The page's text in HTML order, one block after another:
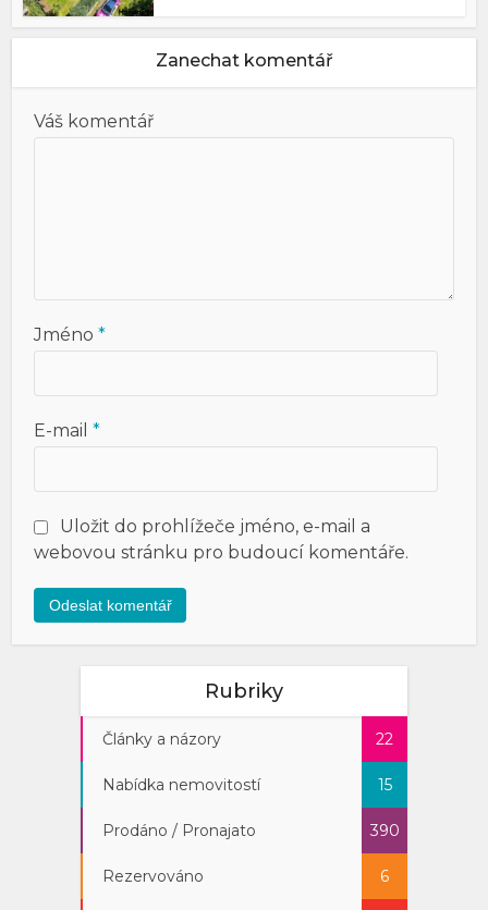
Zanechat komentář
Váš komentář
Jméno*
E-mail*
Uložit do prohlížeče jméno, e-mail a
webovou stránku pro budoucí komentáře.
Rubriky
Články a názory 22
Nabídka nemovitostí 15
Prodáno / Pronajato 390
Rezervováno 6